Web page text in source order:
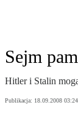
Sejm
Hitler i Stalin
Publikacja: 18.09.2008 03:24